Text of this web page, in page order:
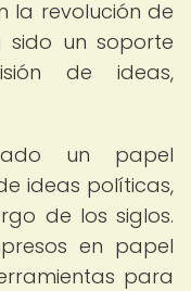
la revolución de
sido un soporte
de ideas,
un papel
ideas políticas,
de los siglos.
en papel
para